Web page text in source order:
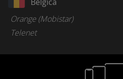
Orange (Mobistar)
Telenet